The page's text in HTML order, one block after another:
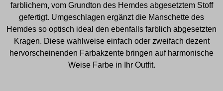
farblichem, vom Grundton des Hemdes abgesetztem Stoff
gefertigt. Umgeschlagen ergänzt die Manschette des
Hemdes so optisch ideal den ebenfalls farblich abgesetzten
Kragen. Diese wahlweise einfach oder zweifach dezent
hervorscheinenden Farbakzente bringen auf harmonische
Weise Farbe in Ihr Outfit.